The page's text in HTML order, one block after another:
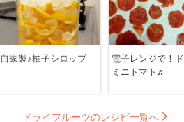
自家製♪柚子シロップ
電子レンジで！
ミニトマト♬
ドライフルーツのレシピ一覧へ